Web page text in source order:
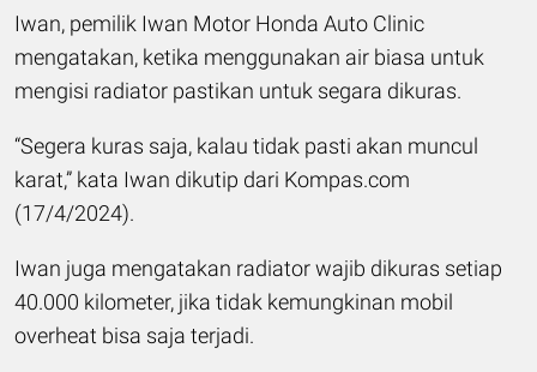
Iwan, pemilik Iwan Motor Honda Auto Clinic
mengatakan, ketika menggunakan air biasa untuk
mengisi radiator pastikan untuk segara dikuras.
“Segera kuras saja, kalau tidak pasti akan muncul
karat,” kata Iwan dikutip dari Kompas.com
(17/4/2024).
Iwan juga mengatakan radiator wajib dikuras setiap
40.000 kilometer, jika tidak kemungkinan mobil
overheat bisa saja terjadi.